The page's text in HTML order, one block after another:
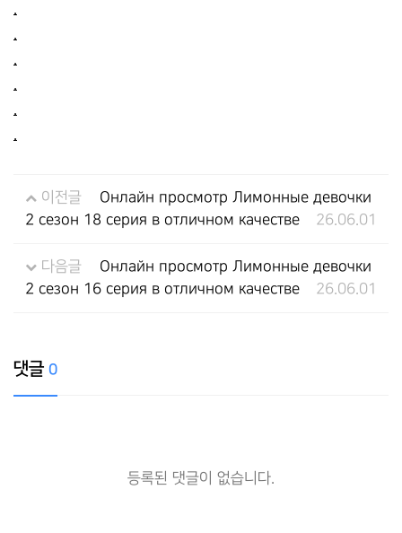
.
.
.
.
.
.
이전글
Онлайн просмотр Лимонные девочки
2 сезон 18 серия в отличном качестве
26.06.01
다음글
Онлайн просмотр Лимонные девочки
2 сезон 16 серия в отличном качестве
26.06.01
댓글 0
등록된 댓글이 없습니다.